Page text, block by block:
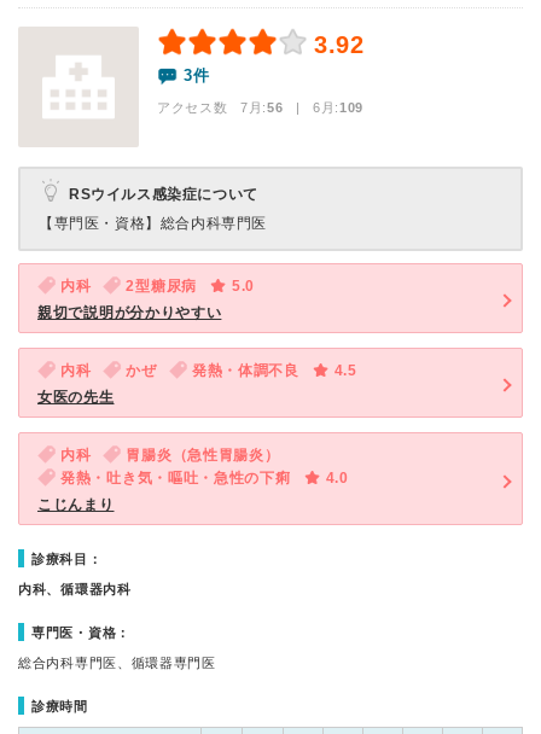
3.92
3件
アクセス数 7月:56 | 6月:109
RSウイルス感染症について
【専門医・資格】 総合内科専門医
内科 2型糖尿病
5.0
親切で説明が分かりやすい
内科 かぜ 発熱・体調不良
4.5
女医の先生
内科
胃腸炎（急性胃腸炎）
発熱・吐き気・嘔吐・急性の下痢
4.0
こじんまり
診療科目：
内科、循環器内科
専門医・資格：
総合内科専門医、循環器専門医
診療時間